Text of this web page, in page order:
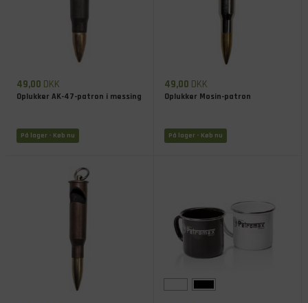
49,00 DKK
Oplukker AK-47-patron i messing
På lager - Køb nu
49,00 DKK
Oplukker Mosin-patron
På lager - Køb nu